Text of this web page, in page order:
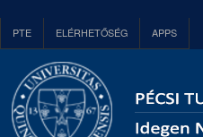
PTE ELÉRHETŐSÉG APPS